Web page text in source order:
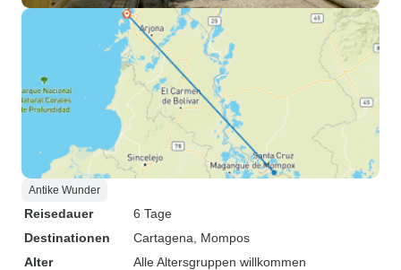
Antike Wunder
Reisedauer
6 Tage
Destinationen
Cartagena , Mompos
Alter
Alle Altersgruppen willkommen